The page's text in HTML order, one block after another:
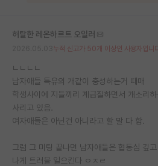
허탈한 레온하르트 오일러
누적 신고가 50개 이상인 사용자입니
ㄴㄴㄴㄴ
남자애들 특유의 개같이 충성하는거 때매
학생사이에 지들끼리 계급질하면서 개소리
사리고 있음.
여자애들은 아닌건 아니라고 할 말 다 함.
그럼 그 미팅 끝나면 남자애들은 협동심 깊
나게 트러블 일으킨다 ㅇㅈㄹ